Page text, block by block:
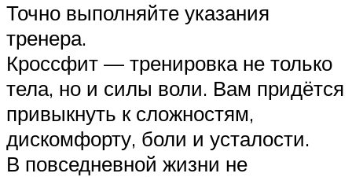
Точно выполняйте указания
тренера.
Кроссфит — тренировка не только
тела, но и силы воли. Вам придётся
привыкнуть к сложностям,
дискомфорту, боли и усталости.
В повседневной жизни не